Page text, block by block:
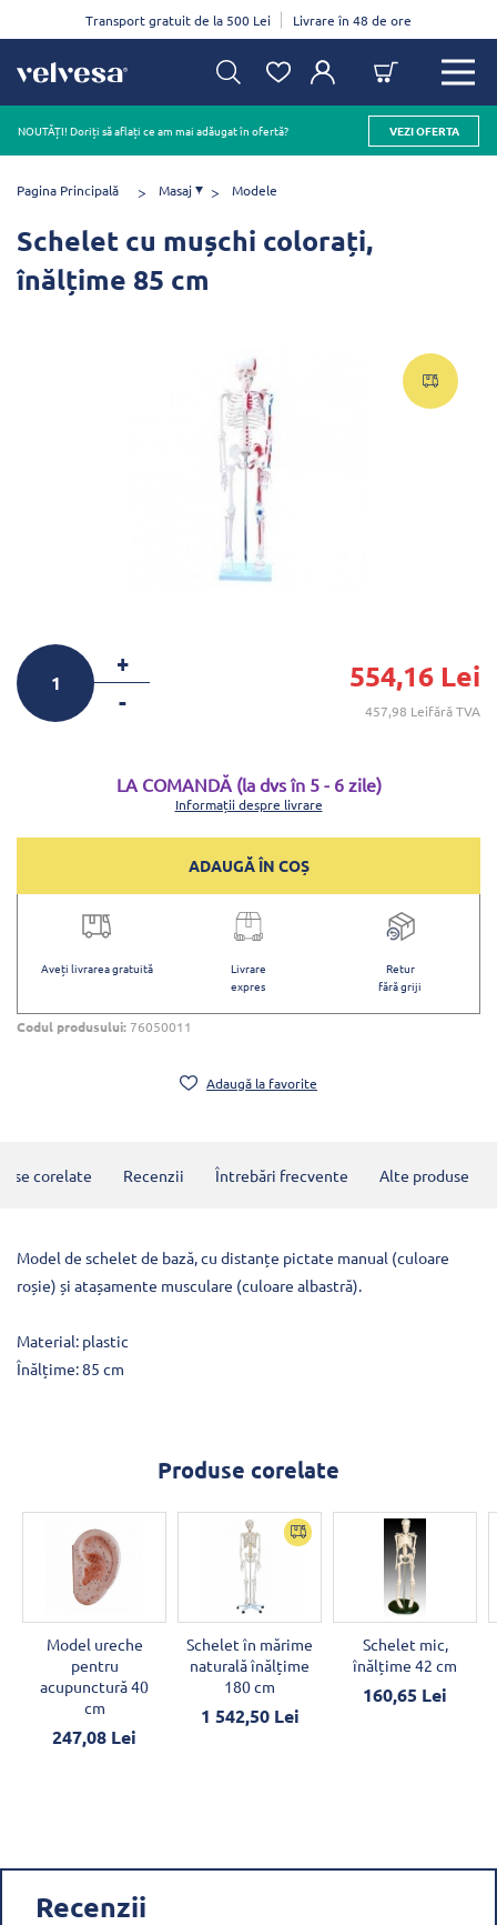
Transport gratuit de la 500 Lei Livrare în 48 de ore
NOUTĂȚI! Doriți să aflați ce am mai adăugat în ofertă? VEZI OFERTA
Pagina Principală Masaj Modele
Schelet cu mușchi colorați,
înălțime 85 cm
+
-
554,16 Lei
457,98 Leifără TVA
LA COMANDĂ (la dvs în 5 - 6 zile)
Informații despre livrare
ADAUGĂ ÎN COȘ
Aveți livrarea gratuită
Livrare
expres
Retur
fără griji
Codul produsului:76050011
Adaugă la favorite
corelate Recenzii Întrebări frecvente Alte produse
Model de schelet de bază, cu distanțe pictate manual (culoare
roșie) și atașamente musculare (culoare albastră).
Material: plastic
Înălțime: 85 cm
Produse corelate
Model ureche
pentru
acupunctură 40
cm
247,08 Lei
Schelet în mărime
naturală înălțime
180 cm
1 542,50 Lei
Schelet mic,
înălțime 42 cm
160,65 Lei
Recenzii